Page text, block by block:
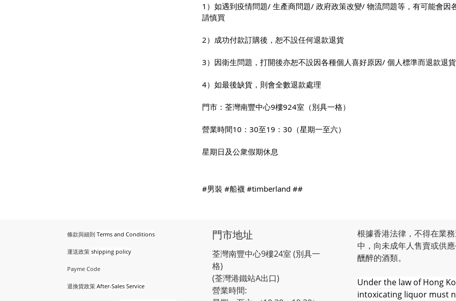
1）如遇到疫情問題/ 生產商問題/ 政府政策改變/ 物流問題等，有可能會因
請慎買
2）成功付款訂購後，恕不設任何退款退貨
3）因衛生問題，打開後亦恕不設因各種個人喜好原因/ 個人標準而退款退貨
4）如最後缺貨，則會全數退款處理
門市：荃灣南豐中心9樓924室（別具一格）
營業時間10：30至19：30（星期一至六）
星期日及公衆假期休息
#男裝 #船襪 #timberland ##
條款與細則 Terms and Conditions
運送政策 shipping policy
Payme Code
退換貨政策 After-Sales Service
門市地址
荃灣南豐中心9樓24室 (別具一
格)
(荃灣港鐵站A出口)
營業時間:
根據香港法律，不得在業
中，向未成年人售賣或供
醺醉的酒類。
Under the law of Hong
intoxicating liquor must